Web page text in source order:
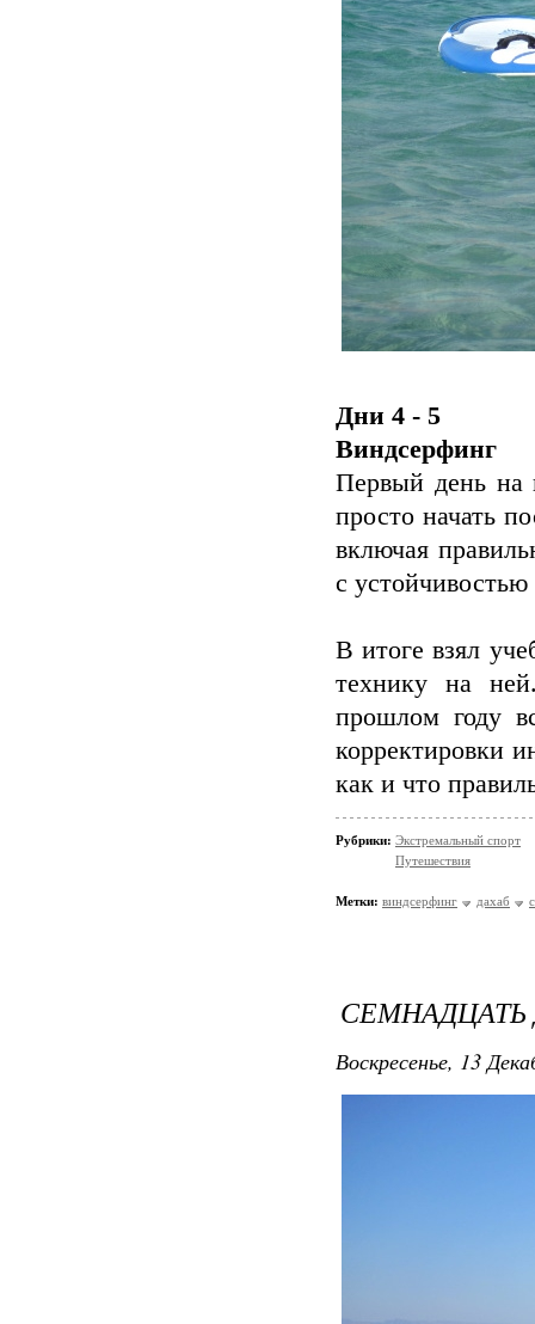
Дни 4 - 5
Виндсерфинг
Первый день на
просто начать
включая
с
В итоге взял
технику на
прошлом году
корректировки
как и что
Рубрики: Экстремальный спорт
Путешествия
Метки: виндсерфинг дахаб
СЕМНАДЦАТЬ
Воскресенье, 13